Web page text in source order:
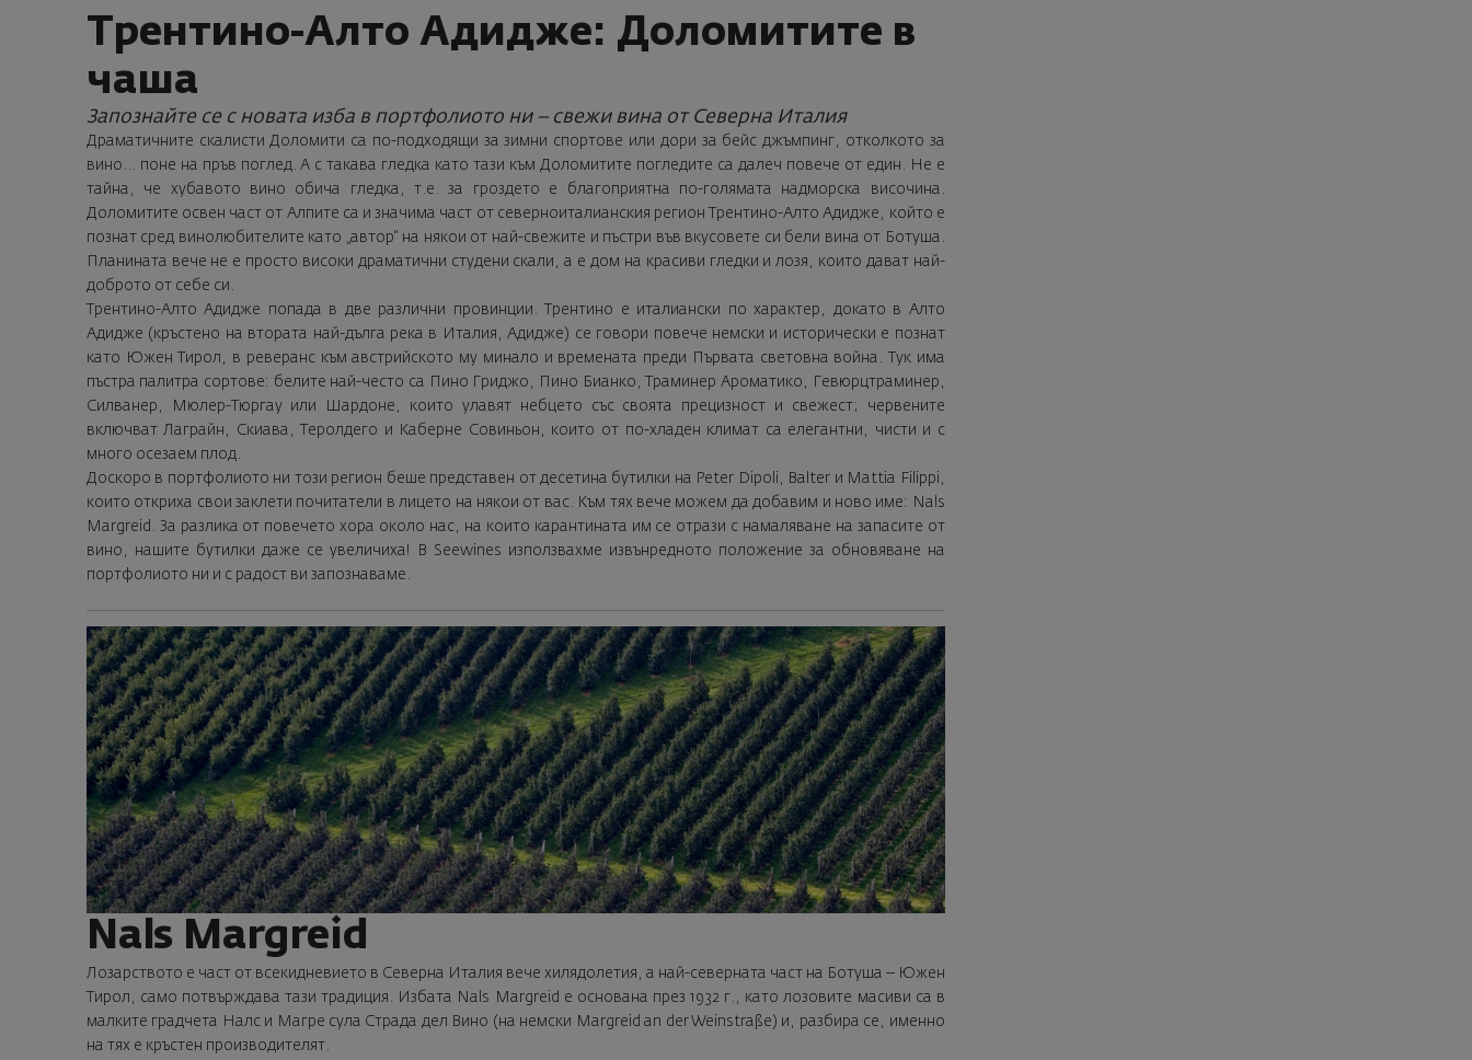
Трентино-Алто Адидже: Доломитите в
чаша
Запознайте се с новата изба в портфолиото ни – свежи вина от Северна Италия
Драматичните скалисти Доломити са по-подходящи за зимни спортове или дори за бейс джъмпинг, отколкото за
вино... поне на пръв поглед. А с такава гледка като тази към Доломитите погледите са далеч повече от един. Не е
тайна, че хубавото вино обича гледка, т.е. за гроздето е благоприятна по-голямата надморска височина.
Доломитите освен част от Алпите са и значима част от северноиталианския регион Трентино-Алто Адидже, който е
познат сред винолюбителите като „автор“ на някои от най-свежите и пъстри във вкусовете си бели вина от Ботуша.
Планината вече не е просто високи драматични студени скали, а е дом на красиви гледки и лозя, които дават най-
доброто от себе си.
Трентино-Алто Адидже попада в две различни провинции. Трентино е италиански по характер, докато в Алто
Адидже (кръстено на втората най-дълга река в Италия, Адидже) се говори повече немски и исторически е познат
като Южен Тирол, в реверанс към австрийското му минало и времената преди Първата световна война. Тук има
пъстра палитра сортове: белите най-често са Пино Гриджо, Пино Бианко, Траминер Ароматико, Гевюрцтраминер,
Силванер, Мюлер-Тюргау или Шардоне, които улавят небцето със своята прецизност и свежест; червените
включват Лаграйн, Скиава, Теролдего и Каберне Совиньон, които от по-хладен климат са елегантни, чисти и с
много осезаем плод.
Доскоро в портфолиото ни този регион беше представен от десетина бутилки на Peter Dipoli, Balter и Mattia Filippi,
които откриха свои заклети почитатели в лицето на някои от вас. Към тях вече можем да добавим и ново име: Nals
Margreid. За разлика от повечето хора около нас, на които карантината им се отрази с намаляване на запасите от
вино, нашите бутилки даже се увеличиха! В Seewines използвахме извънредното положение за обновяване на
портфолиото ни и с радост ви запознаваме.
Nals Margreid
Лозарството е част от всекидневието в Северна Италия вече хилядолетия, а най-северната част на Ботуша – Южен
Тирол, само потвърждава тази традиция. Избата Nals Margreid е основана през 1932 г., като лозовите масиви са в
малките градчета Налс и Магре сула Страда дел Вино (на немски Margreid an der Weinstraße) и, разбира се, именно
на тях е кръстен производителят.